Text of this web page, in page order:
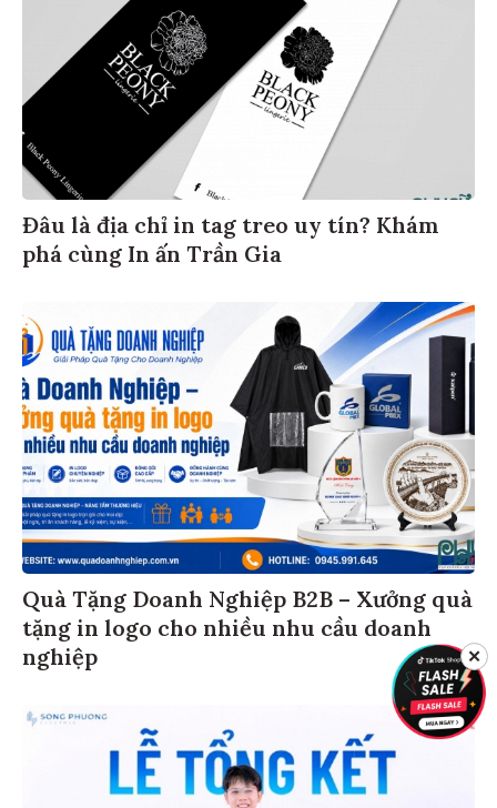
Đâu là địa chỉ in tag treo uy tín? Khám
phá cùng In ấn Trần Gia
Quà Tặng Doanh Nghiệp B2B – Xưởng quà
tặng in logo cho nhiều nhu cầu doanh
nghiệp
✕